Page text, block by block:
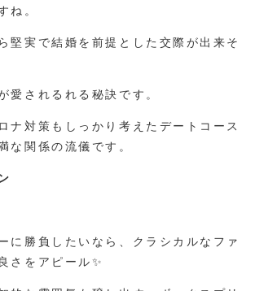
ね。
堅実で結婚を前提とした交際が出来そ
愛されるれる秘訣です。
ナ対策もしっかり考えたデートコース
な関係の流儀です。
に勝負したいなら、クラシカルなファ
さをアピール✨